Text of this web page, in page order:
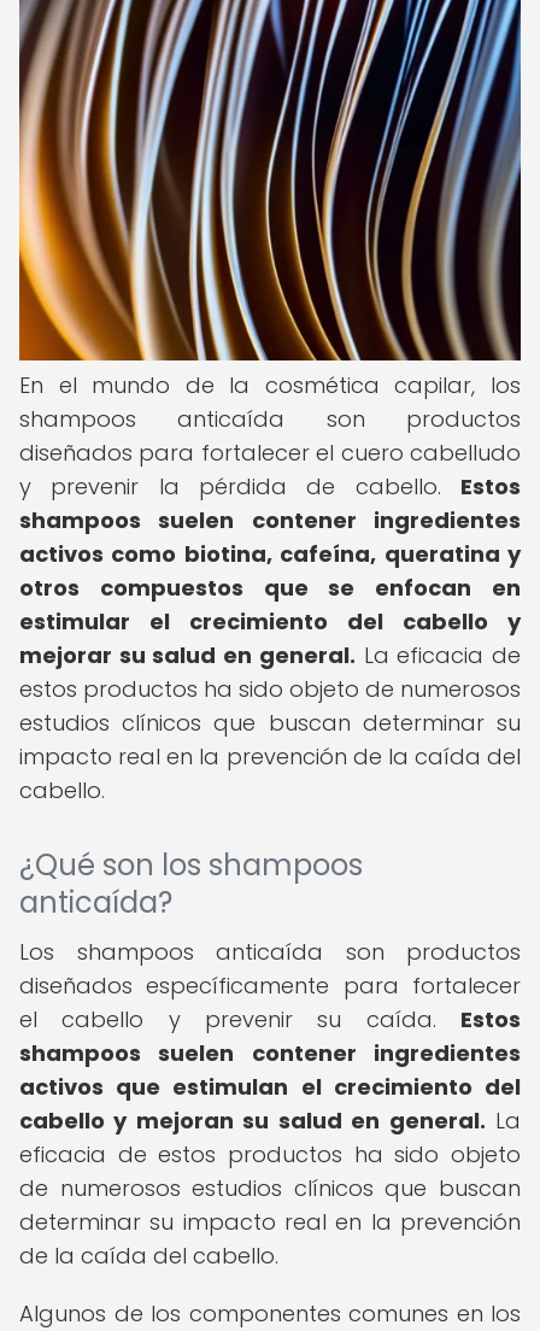
En el mundo de la cosmética capilar, los
shampoos anticaída son productos
diseñados para fortalecer el cuero cabelludo
y prevenir la pérdida de cabello. Estos
shampoos suelen contener ingredientes
activos como biotina, cafeína, queratina y
otros compuestos que se enfocan en
estimular el crecimiento del cabello y
mejorar su salud en general. La eficacia de
estos productos ha sido objeto de numerosos
estudios clínicos que buscan determinar su
impacto real en la prevención de la caída del
cabello.
¿Qué son los shampoos
anticaída?
Los shampoos anticaída son productos
diseñados específicamente para fortalecer
el cabello y prevenir su caída. Estos
shampoos suelen contener ingredientes
activos que estimulan el crecimiento del
cabello y mejoran su salud en general. La
eficacia de estos productos ha sido objeto
de numerosos estudios clínicos que buscan
determinar su impacto real en la prevención
de la caída del cabello.
Algunos de los componentes comunes en los